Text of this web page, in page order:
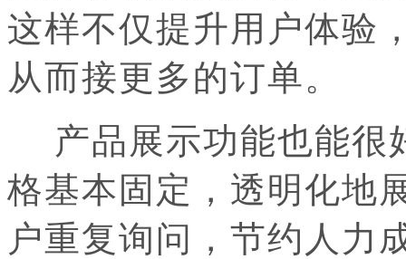
这样不仅提升用户体验
从而接更多的订单。
产品展示功能也能很
格基本固定，透明化地
户重复询问，节约人力